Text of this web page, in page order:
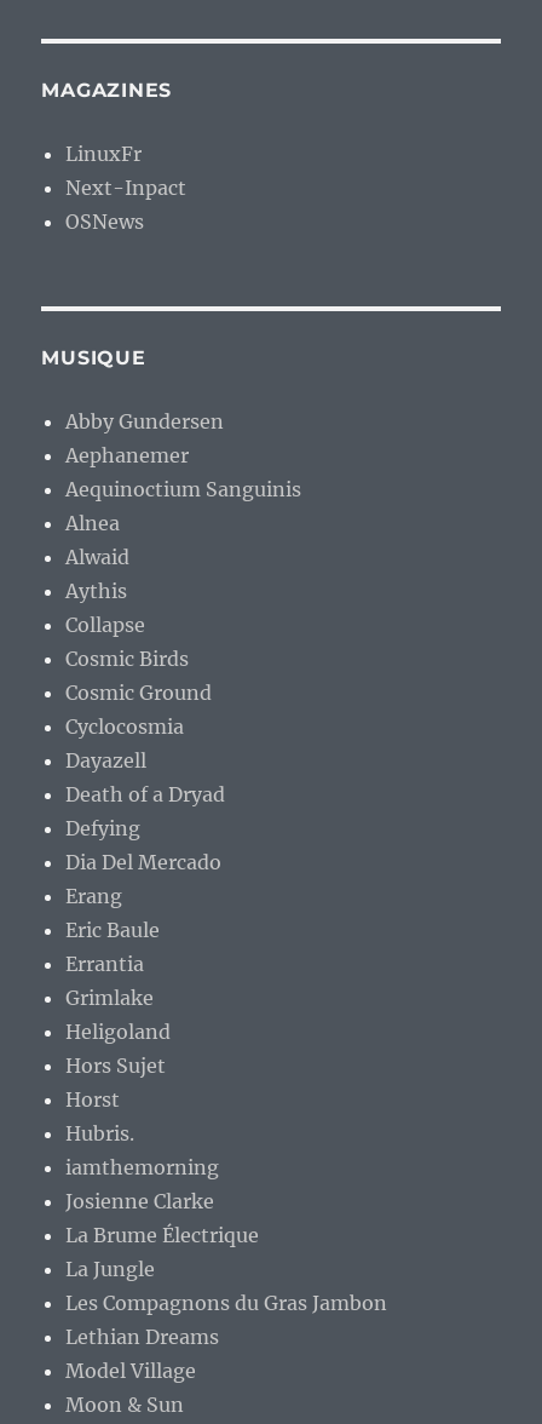
MAGAZINES
LinuxFr
Next-Inpact
OSNews
MUSIQUE
Abby Gundersen
Aephanemer
Aequinoctium Sanguinis
Alnea
Alwaid
Aythis
Collapse
Cosmic Birds
Cosmic Ground
Cyclocosmia
Dayazell
Death of a Dryad
Defying
Dia Del Mercado
Erang
Eric Baule
Errantia
Grimlake
Heligoland
Hors Sujet
Horst
Hubris.
iamthemorning
Josienne Clarke
La Brume Électrique
La Jungle
Les Compagnons du Gras Jambon
Lethian Dreams
Model Village
Moon & Sun